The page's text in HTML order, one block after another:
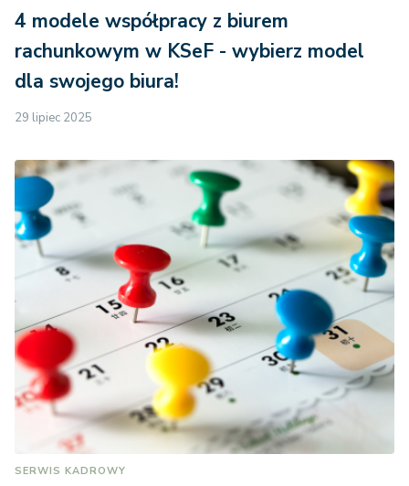
4 modele współpracy z biurem
rachunkowym w KSeF - wybierz model
dla swojego biura!
29 lipiec 2025
SERWIS KADROWY